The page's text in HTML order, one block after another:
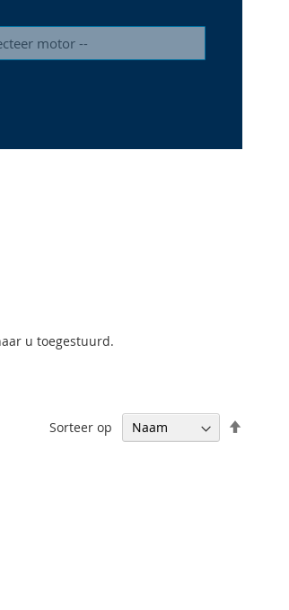
u toegestuurd.
Sorteer op